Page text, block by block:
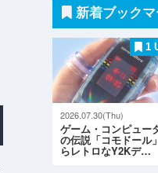
新着ブックマ
1
2026.07.30(Thu)
ゲーム・コンピュー
の伝説「コモドール
らレトロなY2Kデ…